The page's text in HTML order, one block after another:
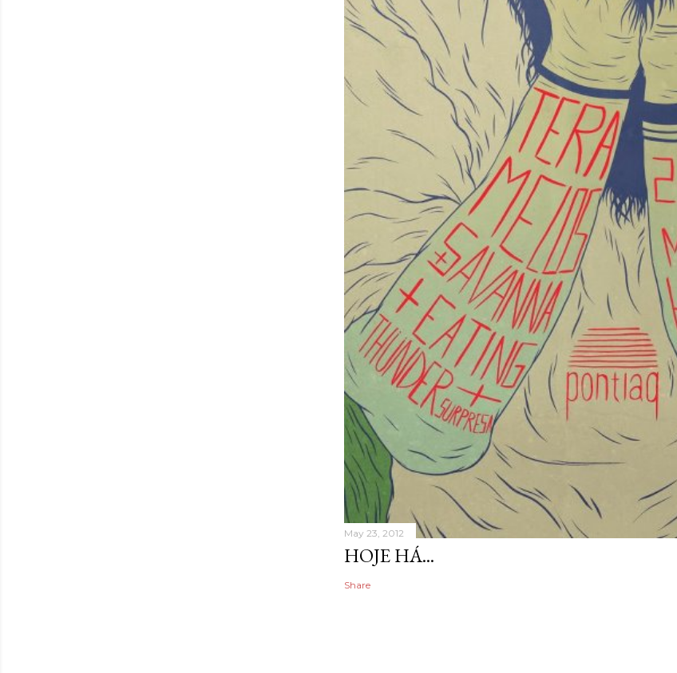
May 23, 2012
HOJE HÁ...
Share